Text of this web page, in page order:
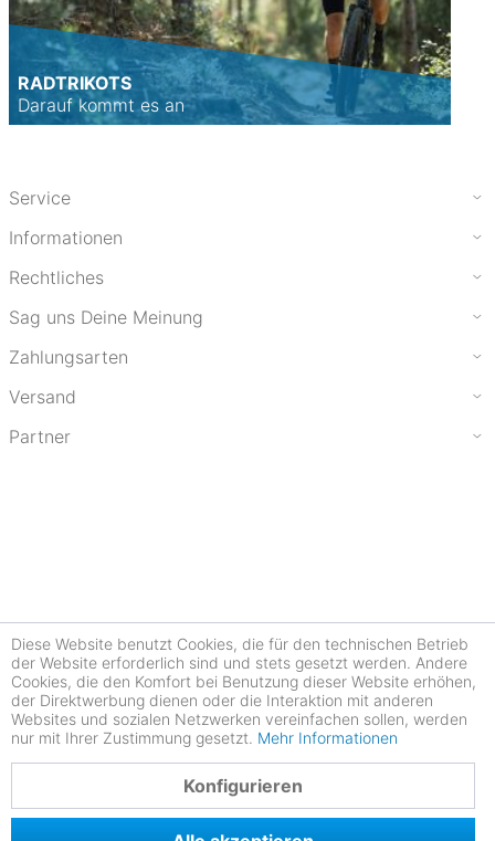
RADTRIKOTS
Darauf kommt es an
Service
Informationen
Rechtliches
Sag uns Deine Meinung
Zahlungsarten
Versand
Partner
Diese Website benutzt Cookies, die für den technischen Betrieb
der Website erforderlich sind und stets gesetzt werden. Andere
Cookies, die den Komfort bei Benutzung dieser Website erhöhen,
der Direktwerbung dienen oder die Interaktion mit anderen
Websites und sozialen Netzwerken vereinfachen sollen, werden
nur mit Ihrer Zustimmung gesetzt. Mehr Informationen
Konfigurieren